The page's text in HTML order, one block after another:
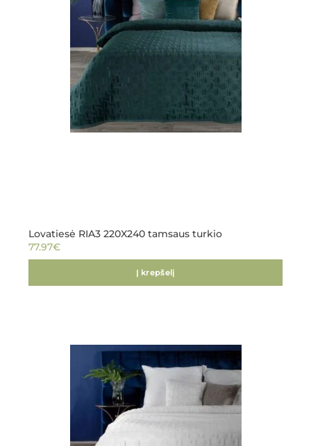
Lovatiesė RIA3 220X240 tamsaus turkio
77.97€
Į krepšelį